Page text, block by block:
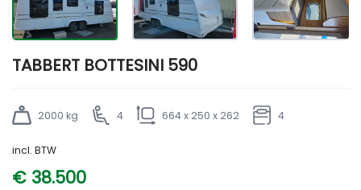
TABBERT BOTTESINI 590
2000 kg 4 664 x 250 x 262 4
incl. BTW
€ 38.500